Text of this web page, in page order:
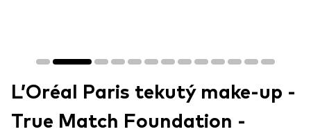
L’Oréal Paris tekutý make-up -
True Match Foundation -